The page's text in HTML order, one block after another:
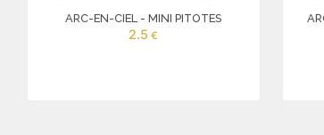
ARC-EN-CIEL - MINI PITOTES
2.5